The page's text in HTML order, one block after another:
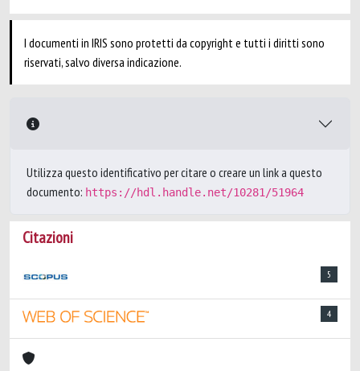
I documenti in IRIS sono protetti da copyright e tutti i diritti sono
riservati, salvo diversa indicazione.
Utilizza questo identificativo per citare o creare un link a questo
documento: https://hdl.handle.net/10281/51964
Citazioni
5
4